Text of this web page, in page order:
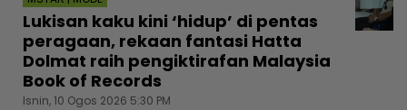
Lukisan kaku kini ‘hidup’ di pentas
peragaan, rekaan fantasi Hatta
Dolmat raih pengiktirafan Malaysia
Book of Records
Isnin, 10 Ogos 2026 5:30 PM